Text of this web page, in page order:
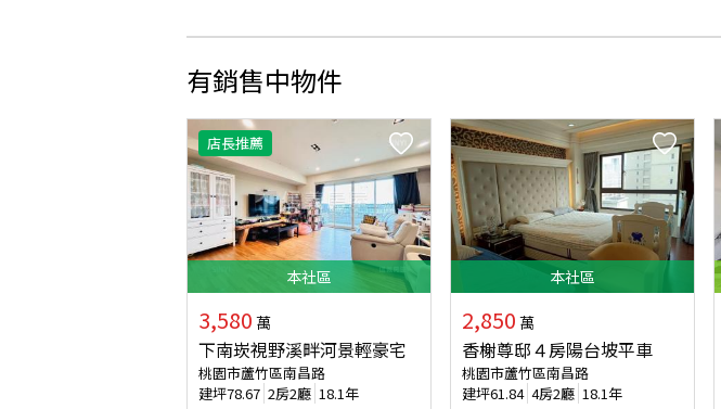
有銷售中物件
店長推薦
本社區
3,580 萬
下南崁視野溪畔河景輕豪宅
桃園市蘆竹區南昌路
建坪78.67 2房2廳 18.1年
本社區
2,850 萬
香榭尊邸４房陽台坡平車
桃園市蘆竹區南昌路
建坪61.84 4房2廳 18.1年